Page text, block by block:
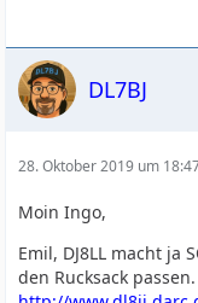
DL7BJ
28. Oktober 2019 um
Moin Ingo,
Emil, DJ8LL macht ja
den Rucksack